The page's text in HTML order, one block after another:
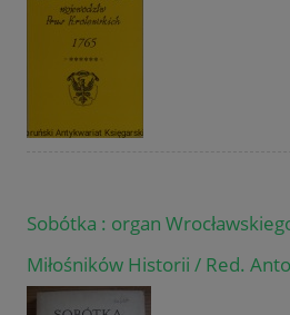
Sobótka : organ
Miłośników Historii / Red.